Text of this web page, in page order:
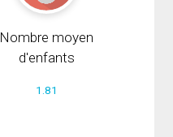
Nombre moyen
d'enfants
1.81